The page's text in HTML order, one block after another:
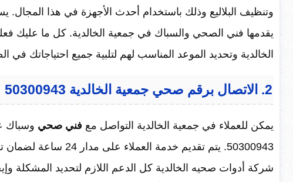
وتنظيف البلاليع وذلك باستخدام أحدث الأجهزة في هذا
يقدمها فني الصحي والسباك في جمعية الخالدية. كل ما عليك
الخالدية وتحديد الموعد المناسب لهم لتلبية جميع احتياجاتك في
2. الاتصال برقم صحي جمعية الخالدية 50300943
يمكن للعملاء في جمعية الخالدية التواصل مع فني صحي وسباك
50300943. يتم تقديم
شركة أدوات صحيه الخالدية كل الدعم اللازم لتحديد